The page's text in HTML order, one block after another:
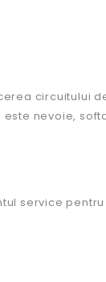
circuitului
nevoie,
service